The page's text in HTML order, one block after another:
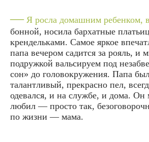
—Я росла домашним ребенком,
бонной, носила бархатные
крендельками. Самое яркое
папа вечером садится за рояль, и
подружкой вальсируем под
сон» до головокружения. Папа
талантливый, прекрасно пел,
одевался, и на службе, и дома. Он
любил — просто так,
по жизни — мама.